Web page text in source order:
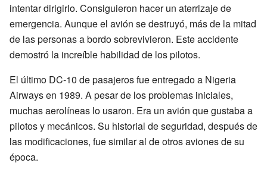
intentar dirigirlo. Consiguieron hacer un aterrizaje de
emergencia. Aunque el avión se destruyó, más de la mitad
de las personas a bordo sobrevivieron. Este accidente
demostró la increíble habilidad de los pilotos.
El último DC-10 de pasajeros fue entregado a Nigeria
Airways en 1989. A pesar de los problemas iniciales,
muchas aerolíneas lo usaron. Era un avión que gustaba a
pilotos y mecánicos. Su historial de seguridad, después de
las modificaciones, fue similar al de otros aviones de su
época.